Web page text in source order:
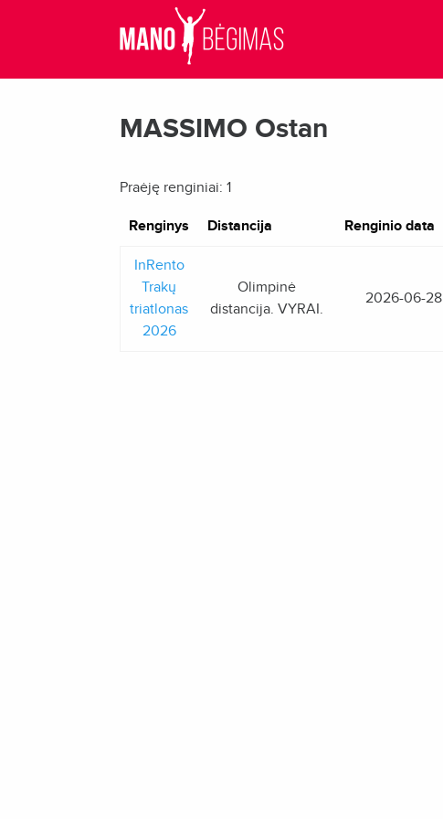
MASSIMO Ostan
Praėję renginiai: 1
Renginys Distancija Renginio data
InRento
Trakų
triatlonas
2026
Olimpinė
distancija. VYRAI.
2026-06-28